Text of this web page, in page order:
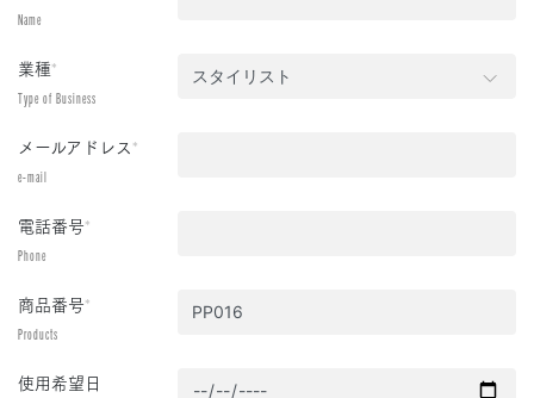
Name
業種*
Type of Business
メールアドレス*
e-mail
電話番号*
Phone
商品番号*
Products
使用希望日